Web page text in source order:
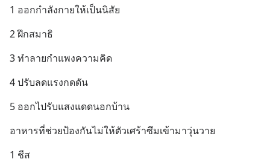
1 ออกกำลังกายให้เป็นนิสัย
2 ฝึกสมาธิ
3 ทำลายกำแพงความคิด
4 ปรับลดแรงกดดัน
5 ออกไปรับแสงแดดนอกบ้าน
อาหารที่ช่วยป้องกันไม่ให้ตัวเศร้าซึมเข้ามาวุ่นวาย
1 ชีส